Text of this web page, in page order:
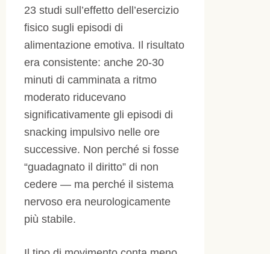
23 studi sull’effetto dell’esercizio
fisico sugli episodi di
alimentazione emotiva. Il risultato
era consistente: anche 20-30
minuti di camminata a ritmo
moderato riducevano
significativamente gli episodi di
snacking impulsivo nelle ore
successive. Non perché si fosse
“guadagnato il diritto” di non
cedere — ma perché il sistema
nervoso era neurologicamente
più stabile.